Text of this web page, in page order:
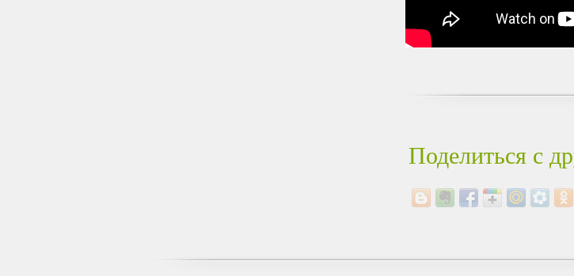
Поделиться с